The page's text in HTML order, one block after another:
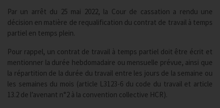
Par un arrêt du 25 mai 2022, la Cour de cassation a rendu une
décision en matière de requalification du contrat de travail à temps
partiel en temps plein.
Pour rappel, un contrat de travail à temps partiel doit être écrit et
mentionner la durée hebdomadaire ou mensuelle prévue, ainsi que
la répartition de la durée du travail entre les jours de la semaine ou
les semaines du mois (article L3123-6 du code du travail et article
13.2 de l’avenant n°2 à la convention collective HCR).